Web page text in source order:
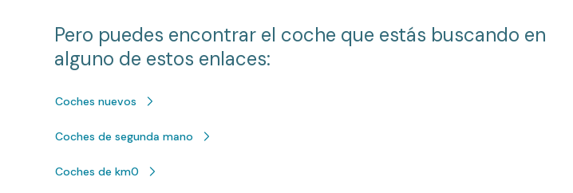
Pero puedes encontrar el coche que estás buscando en
alguno de estos enlaces:
Coches nuevos
Coches de segunda mano
Coches de km0